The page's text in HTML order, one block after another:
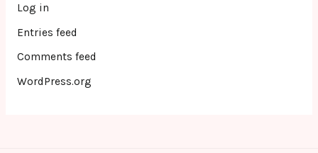
Log in
Entries feed
Comments feed
WordPress.org